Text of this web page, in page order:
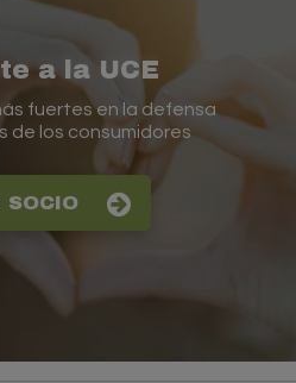
a la UCE
fuertes en la defensa
de los consumidores
SOCIO